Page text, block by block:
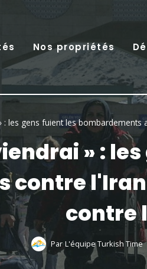
Nos propriétés
: les gens fuient les
» :
contre
Par L'équipe Turkish Time